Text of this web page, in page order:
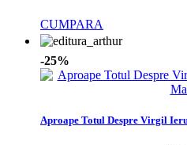
CUMPARA
-25%
Aproape Totul Despre Virgil